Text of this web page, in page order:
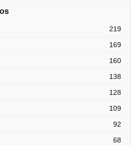
219
169
160
138
128
109
92
68